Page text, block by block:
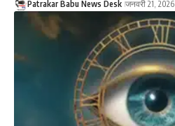
Patrakar Babu News Desk जनवरी 21, 2026